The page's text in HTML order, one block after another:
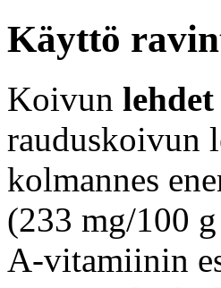
Käyttö
Koivun lehdet
rauduskoivun
kolmannes
(233 mg/100
A-vitamiinin